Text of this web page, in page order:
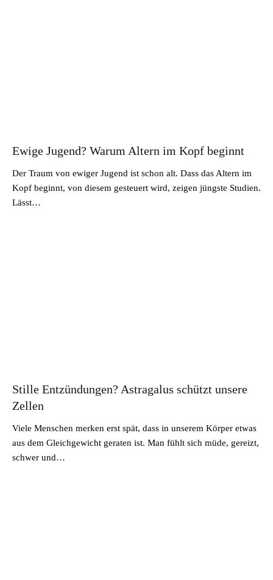
Ewige Jugend? Warum Altern im Kopf beginnt
Der Traum von ewiger Jugend ist schon alt. Dass das Altern im
Kopf beginnt, von diesem gesteuert wird, zeigen jüngste Studien.
Lässt…
Stille Entzündungen? Astragalus schützt unsere
Zellen
Viele Menschen merken erst spät, dass in unserem Körper etwas
aus dem Gleichgewicht geraten ist. Man fühlt sich müde, gereizt,
schwer und…